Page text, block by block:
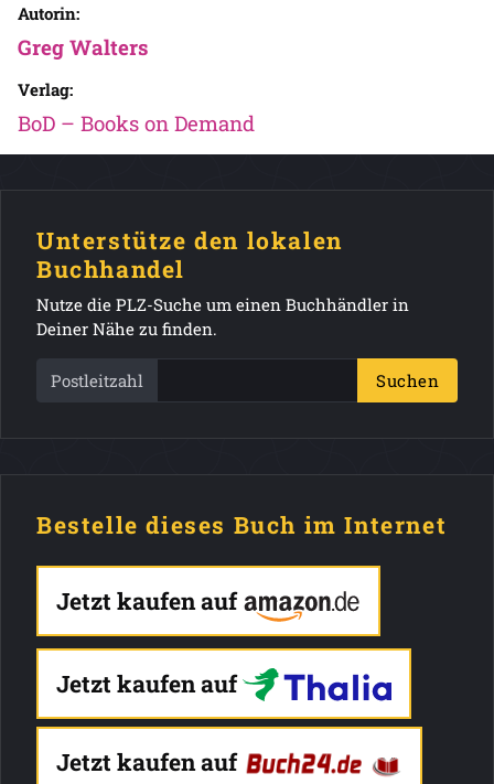
Autorin:
Greg Walters
Verlag:
BoD – Books on Demand
Unterstütze den lokalen
Buchhandel
Nutze die PLZ-Suche um einen Buchhändler in
Deiner Nähe zu finden.
Postleitzahl Suchen
Bestelle dieses Buch im Internet
Jetzt kaufen auf
Jetzt kaufen auf
Jetzt kaufen auf